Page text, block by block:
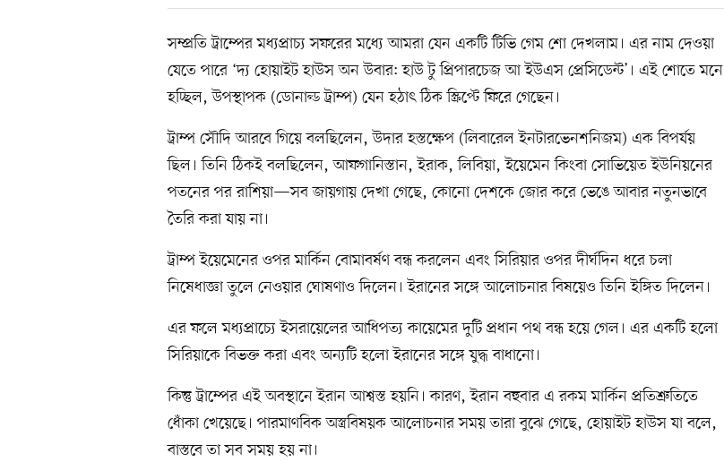
সম্প্রতি ট্রাম্পের মধ্যপ্রাচ্য সফরের মধ্যে আমরা যেন একটি টিভি গেম শো দেখলাম। এর নাম দেওয়া
যেতে পারে ‘দ্য হোয়াইট হাউস অন উবার: হাউ টু প্রিপারচেজ আ ইউএস প্রেসিডেন্ট’। এই শোতে মনে
হচ্ছিল, উপস্থাপক (ডোনাল্ড ট্রাম্প) যেন হঠাৎ ঠিক স্ক্রিপ্টে ফিরে গেছেন।
ট্রাম্প সৌদি আরবে গিয়ে বলছিলেন, উদার হস্তক্ষেপ (লিবারেল ইনটারভেনশনিজম) এক বিপর্যয়
ছিল। তিনি ঠিকই বলছিলেন, আফগানিস্তান, ইরাক, লিবিয়া, ইয়েমেন কিংবা সোভিয়েত ইউনিয়নের
পতনের পর রাশিয়া—সব জায়গায় দেখা গেছে, কোনো দেশকে জোর করে ভেঙে আবার নতুনভাবে
তৈরি করা যায় না।
ট্রাম্প ইয়েমেনের ওপর মার্কিন বোমাবর্ষণ বন্ধ করলেন এবং সিরিয়ার ওপর দীর্ঘদিন ধরে চলা
নিষেধাজ্ঞা তুলে নেওয়ার ঘোষণাও দিলেন। ইরানের সঙ্গে আলোচনার বিষয়েও তিনি ইঙ্গিত দিলেন।
এর ফলে মধ্যপ্রাচ্যে ইসরায়েলের আধিপত্য কায়েমের দুটি প্রধান পথ বন্ধ হয়ে গেল। এর একটি হলো
সিরিয়াকে বিভক্ত করা এবং অন্যটি হলো ইরানের সঙ্গে যুদ্ধ বাধানো।
কিন্তু ট্রাম্পের এই অবস্থানে ইরান আশ্বস্ত হয়নি। কারণ, ইরান বহুবার এ রকম মার্কিন প্রতিশ্রুতিতে
ধোঁকা খেয়েছে। পারমাণবিক অস্ত্রবিষয়ক আলোচনার সময় তারা বুঝে গেছে, হোয়াইট হাউস যা বলে,
বাস্তবে তা সব সময় হয় না।